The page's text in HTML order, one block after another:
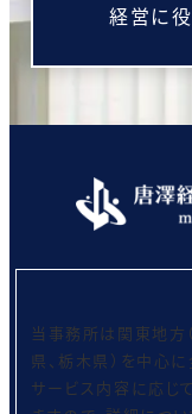
経営に
当事務所は関東地方
県、栃木県）を中心
サービス内容に応じ